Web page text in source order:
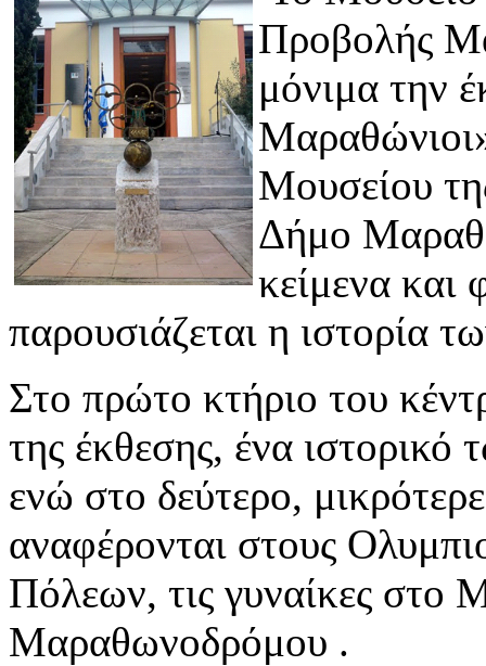
Προβολής
μόνιμα την
Μουσείου
Δήμο
κείμενα και
παρουσιάζεται η
Στο πρώτο κτήριο του
της έκθεσης, ένα
ενώ στο δεύτερο,
αναφέρονται στους
Πόλεων, τις γυναίκες στο
Μαραθωνοδρόμου .